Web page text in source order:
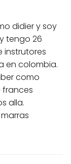
didier y soy
tengo 26
instrutores
en colombia.
como
frances
alla.